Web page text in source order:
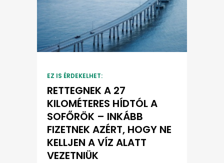
EZ IS ÉRDEKELHET:
RETTEGNEK A 27
KILOMÉTERES HÍDTÓL A
SOFŐRÖK – INKÁBB
FIZETNEK AZÉRT, HOGY NE
KELLJEN A VÍZ ALATT
VEZETNIÜK